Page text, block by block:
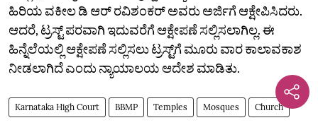
ಹಿರಿಯ ವಕೀಲ ಡಿ ಆರ್‌ ರವಿಶಂಕರ್‌ ಅವರು ಅರ್ಜಿಗೆ ಆಕ್ಷೇಪಿಸಿದರು.
ಆದರೆ, ಟ್ರಸ್ಟ್‌ ಪರವಾಗಿ ಇದುವರೆಗೆ ಆಕ್ಷೇಪಣೆ ಸಲ್ಲಿಸಲಾಗಿಲ್ಲ. ಈ
ಹಿನ್ನೆಲೆಯಲ್ಲಿ ಆಕ್ಷೇಪಣೆ ಸಲ್ಲಿಸಲು ಟ್ರಸ್ಟ್‌ಗೆ ಮೂರು ವಾರ ಕಾಲಾವಕಾಶ
ನೀಡಲಾಗಿದೆ ಎಂದು ನ್ಯಾಯಾಲಯ ಆದೇಶ ಮಾಡಿತು.
Karnataka High Court BBMP Temples Mosques Church